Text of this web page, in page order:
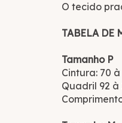
O tecido
TABELA DE
Tamanho P
Cintura: 70
Quadril 92 à